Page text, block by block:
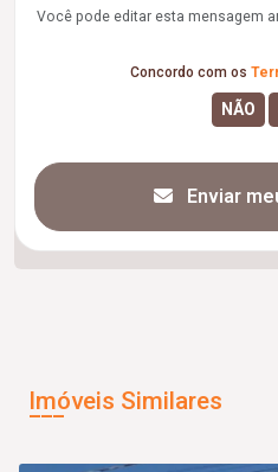
Você pode editar esta mensagem
Concordo com os
Enviar
Imóveis Similares